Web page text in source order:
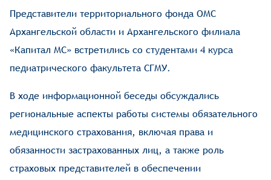
​Представители территориального фонда ОМС
Архангельской области и Архангельского филиала
«Капитал МС» встретились со студентами 4 курса
педиатрического факультета СГМУ.
В ходе информационной беседы обсуждались
региональные аспекты работы системы обязательного
медицинского страхования, включая права и
обязанности застрахованных лиц, а также роль
страховых представителей в обеспечении